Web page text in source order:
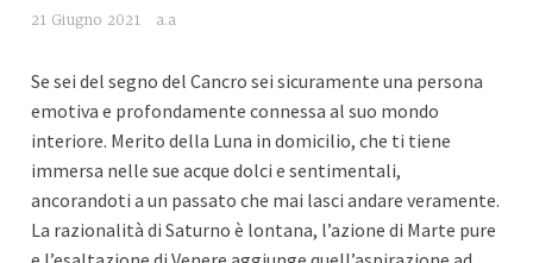
21 Giugno 2021 a.a
Se sei del segno del Cancro sei sicuramente una persona
emotiva e profondamente connessa al suo mondo
interiore. Merito della Luna in domicilio, che ti tiene
immersa nelle sue acque dolci e sentimentali,
ancorandoti a un passato che mai lasci andare veramente.
La razionalità di Saturno è lontana, l’azione di Marte pure